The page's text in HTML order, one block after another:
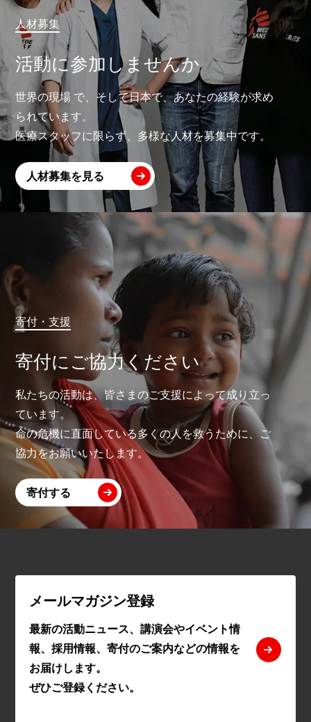
人材募集
活動に参加しませんか
世界の現場 で、そして日本で、あなたの経験が求め
られています。
医療スタッフに限らず、多様な人材を募集中です。
人材募集を見る
寄付・支援
寄付にご協力ください
私たちの活動は、皆さまのご支援によって成り立っ
ています。
命の危機に直面している多くの人を救うために、ご
協力をお願いいたします。
寄付する
メールマガジン登録
最新の活動ニュース、講演会やイベント情
報、採用情報、寄付のご案内などの情報を
お届けします。
ぜひご登録ください。